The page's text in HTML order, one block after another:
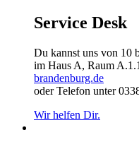
Service Desk
Du kannst uns von 10
im Haus A, Raum
brandenburg.de
oder Telefon unter
Wir helfen Dir.